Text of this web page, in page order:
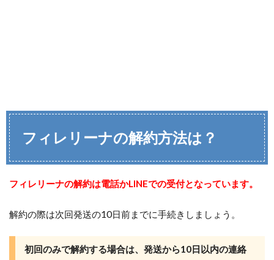
フィレリーナの解約方法は？
フィレリーナの解約は電話かLINEでの受付となっています。
解約の際は次回発送の10日前までに手続きしましょう。
初回のみで解約する場合は、発送から10日以内の連絡